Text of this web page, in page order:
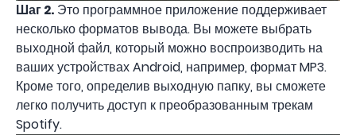
Шаг 2. Это программное приложение поддерживает
несколько форматов вывода. Вы можете выбрать
выходной файл, который можно воспроизводить на
ваших устройствах Android, например, формат MP3.
Кроме того, определив выходную папку, вы сможете
легко получить доступ к преобразованным трекам
Spotify.